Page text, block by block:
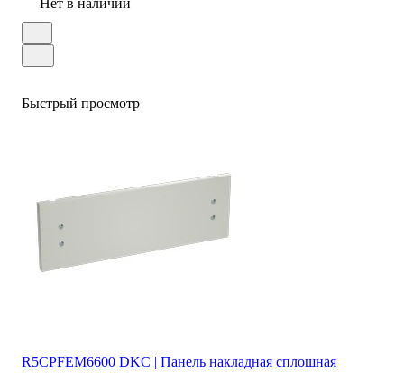
Быстрый просмотр
R5CPFEM6600 DKC | Панель накладная сплошная